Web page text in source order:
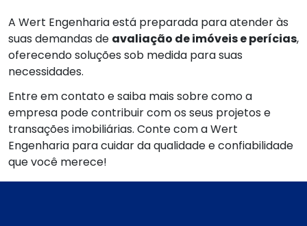
A Wert Engenharia está preparada para atender às
suas demandas de avaliação de imóveis e perícias,
oferecendo soluções sob medida para suas
necessidades.
Entre em contato e saiba mais sobre como a
empresa pode contribuir com os seus projetos e
transações imobiliárias. Conte com a Wert
Engenharia para cuidar da qualidade e confiabilidade
que você merece!